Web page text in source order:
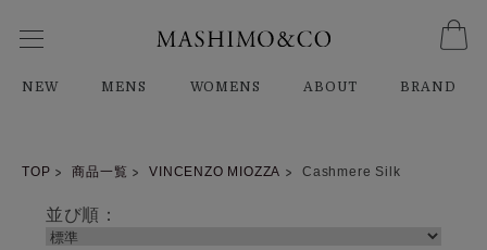
NEW MENS WOMENS ABOUT BRAND
TOP 商品一覧 VINCENZO MIOZZA Cashmere Silk
並び順：